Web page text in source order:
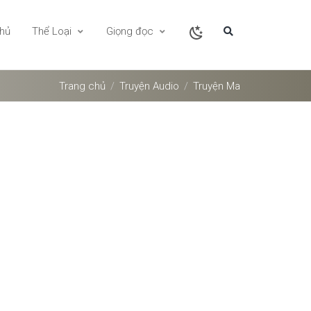
Thể Loại Giọng đọc
Trang chủ Truyện Audio Truyện Ma